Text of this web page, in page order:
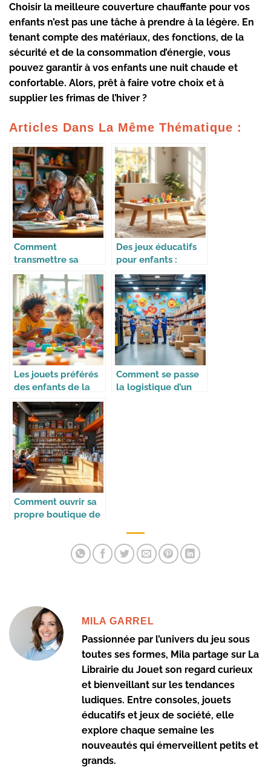
Choisir la meilleure couverture chauffante pour vos
enfants n’est pas une tâche à prendre à la légère. En
tenant compte des matériaux, des fonctions, de la
sécurité et de la consommation d’énergie, vous
pouvez garantir à vos enfants une nuit chaude et
confortable. Alors, prêt à faire votre choix et à
supplier les frimas de l’hiver ?
Articles Dans La Même Thématique :
Comment
transmettre sa
collection à ses
enfants
Des jeux éducatifs
pour enfants :
apprendre en
s’amusant
Les jouets préférés
des enfants de la
génération Alpha
Comment se passe
la logistique d’un
Comment ouvrir sa
propre boutique de
MILA GARREL
Passionnée par l’univers du jeu sous
toutes ses formes, Mila partage sur La
Librairie du Jouet son regard curieux
et bienveillant sur les tendances
ludiques. Entre consoles, jouets
éducatifs et jeux de société, elle
explore chaque semaine les
nouveautés qui émerveillent petits et
grands.